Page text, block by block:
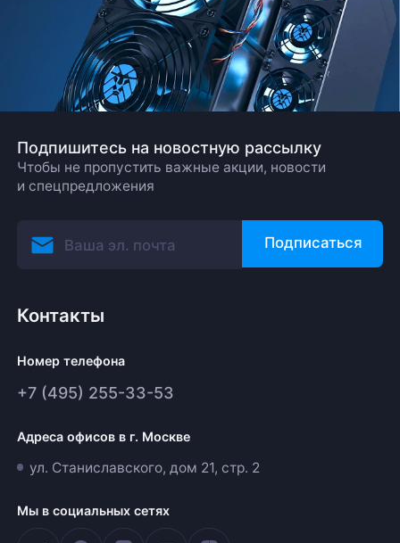
Подпишитесь на новостную рассылку
Чтобы не пропустить важные акции, новости
и спецпредложения
Подписаться
Контакты
Номер телефона
+7 (495) 255-33-53
Адреса офисов в г. Москве
ул. Станиславского, дом 21, стр. 2
Мы в социальных сетях